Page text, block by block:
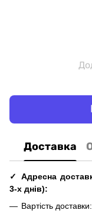
Доставка
✓ Адресна
3-х днів):
Вартість